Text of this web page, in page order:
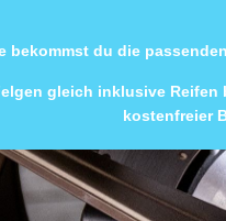
bekommst du die
gleich inklusive
kostenfreier